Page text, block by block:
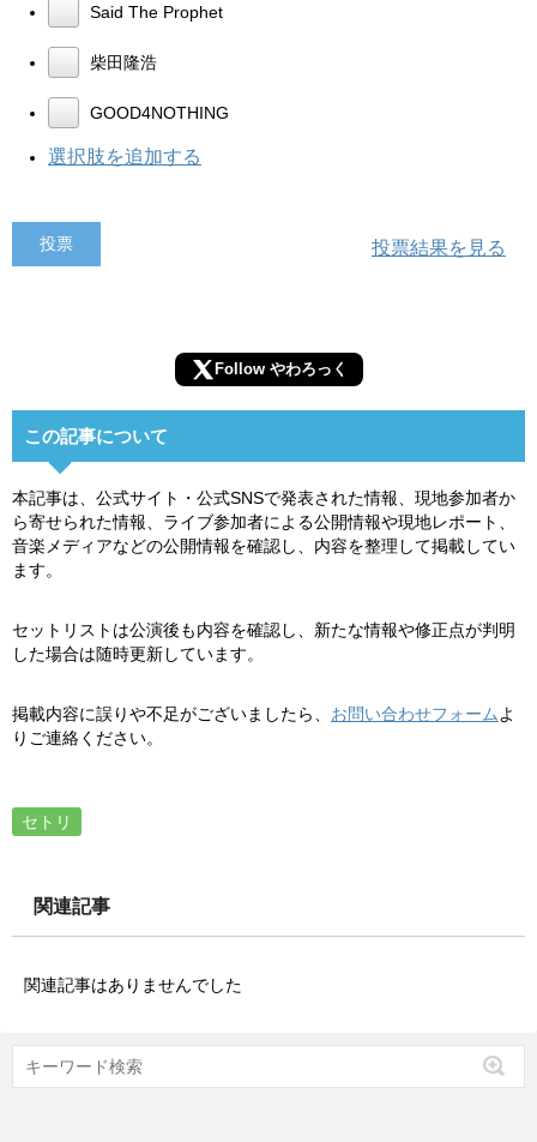
Said The Prophet
柴田隆浩
GOOD4NOTHING
選択肢を追加する
投票結果を見る
Follow やわろっく
この記事について
本記事は、公式サイト・公式SNSで発表された情報、現地参加者か
ら寄せられた情報、ライブ参加者による公開情報や現地レポート、
音楽メディアなどの公開情報を確認し、内容を整理して掲載してい
ます。
セットリストは公演後も内容を確認し、新たな情報や修正点が判明
した場合は随時更新しています。
掲載内容に誤りや不足がございましたら、 お問い合わせフォーム よ
りご連絡ください。
セトリ
関連記事
関連記事はありませんでした